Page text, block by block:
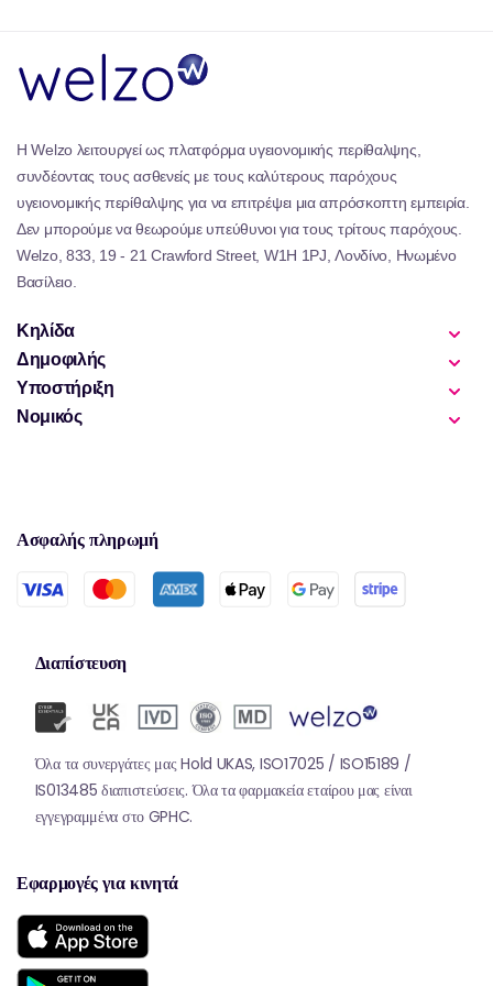
Είτε ξεκινάτε ένα μακρύ οδικό ταξίδι είτε απλά μετακινούνται
στην εργασία, η συλλογή των αρωμάτων των αυτοκινήτων
σας. Ζήστε την πολυτέλεια ενός αρώματος υψηλής
ποιότητας που όχι μόνο ανανεώνει το αυτοκίνητό σας, αλλά
και αυξάνει το πνεύμα σας, κάνοντας κάθε μια ευχάριστη
εμπειρία. Ανακαλύψτε το τέλειο άρωμα που αντηχεί με την
προσωπικότητά σας και απολαύστε την τέχνη του λεπτού
άρωμα στο δρόμο.
Η Welzo λειτουργεί ως πλατφόρμα υγειονομικής περίθαλψης,
συνδέοντας τους ασθενείς με τους καλύτερους παρόχους
υγειονομικής περίθαλψης για να επιτρέψει μια απρόσκοπτη εμπειρία.
Δεν μπορούμε να θεωρούμε υπεύθυνοι για τους τρίτους παρόχους.
Welzo, 833, 19 - 21 Crawford Street, W1H 1PJ, Λονδίνο, Ηνωμένο
Βασίλειο.
Κηλίδα
Δημοφιλής
Υποστήριξη
Νομικός
Ασφαλής πληρωμή
Διαπίστευση
Όλα τα συνεργάτες μας Hold UKAS, ISO17025 / ISO15189 /
IS013485 διαπιστεύσεις. Όλα τα φαρμακεία εταίρου μας είναι
εγγεγραμμένα στο GPHC.
Εφαρμογές για κινητά